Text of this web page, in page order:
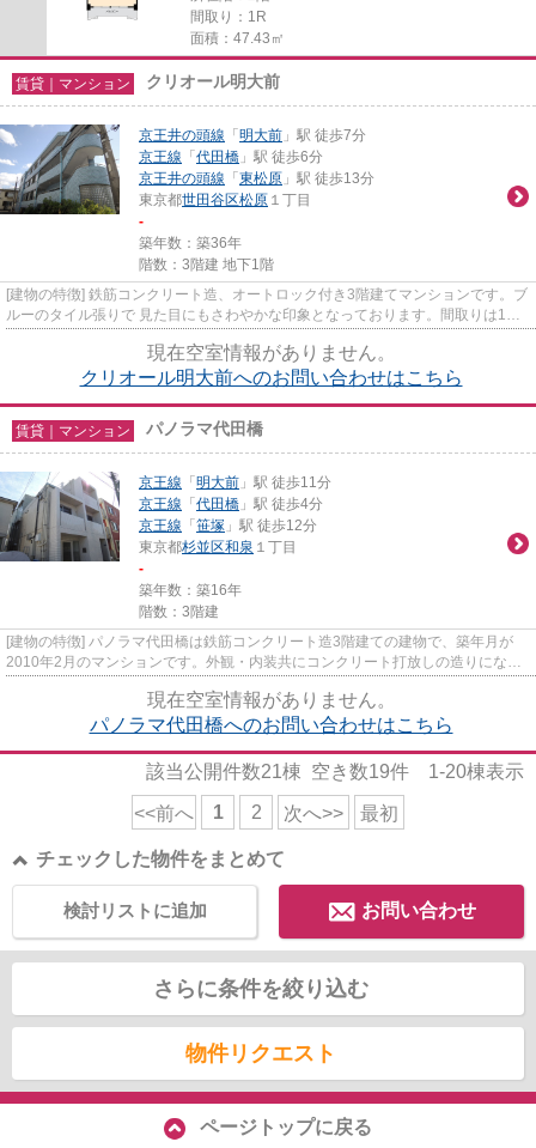
間取り：1R
面積：47.43㎡
賃貸｜マンション クリオール明大前
京王井の頭線 「明大前 」駅 徒歩7分
京王線 「代田橋 」駅 徒歩6分
京王井の頭線 「東松原 」駅 徒歩13分
東京都世田谷区松原 １丁目
-
築年数：築36年
階数：3階建 地下1階
[建物の特徴] 鉄筋コンクリート造、オートロック付き3階建てマンションです。ブ
ルーのタイル張りで 見た目にもさわやかな印象となっております。間取りは1ル
ームから2DKがございまして...
現在空室情報がありません。
クリオール明大前へのお問い合わせはこちら
賃貸｜マンション パノラマ代田橋
京王線 「明大前 」駅 徒歩11分
京王線 「代田橋 」駅 徒歩4分
京王線 「笹塚 」駅 徒歩12分
東京都杉並区和泉 １丁目
-
築年数：築16年
階数：3階建
[建物の特徴] パノラマ代田橋は鉄筋コンクリート造3階建ての建物で、築年月が
2010年2月のマンションです。外観・内装共にコンクリート打放しの造りになる
ので、何年経ってもおしゃれな...
現在空室情報がありません。
パノラマ代田橋へのお問い合わせはこちら
該当公開件数21棟 空き数19件 1-20棟表示
<<前へ 1 2 次へ>> 最初
チェックした物件をまとめて
お問い合わせ
検討リストに追加
さらに条件を絞り込む
物件リクエスト
ページトップに戻る